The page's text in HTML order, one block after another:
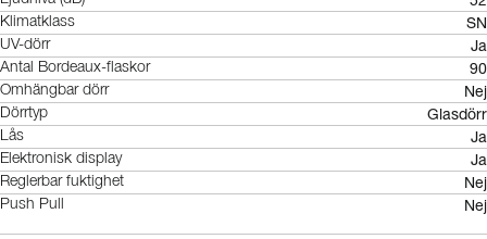
Klimatklass SN
UV-dörr Ja
Antal Bordeaux-flaskor 90
Omhängbar dörr Nej
Dörrtyp Glasdörr
Lås Ja
Elektronisk display Ja
Reglerbar fuktighet Nej
Push Pull Nej